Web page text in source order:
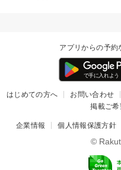
アプリからの予約
はじめての方へ お問い合わせ
掲載ご希
企業情報 個人情報保護方針
©